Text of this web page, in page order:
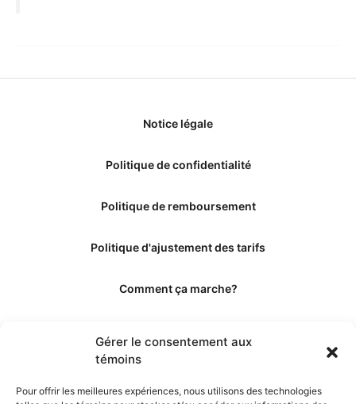
Gérer le consentement aux
témoins
Pour offrir les meilleures expériences, nous utilisons des technologies
Notice légale
Politique de confidentialité
Politique de remboursement
Politique d'ajustement des tarifs
Comment ça marche?